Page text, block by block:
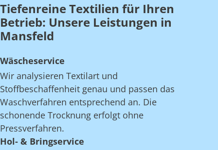
Tiefenreine Textilien für Ihren
Betrieb: Unsere Leistungen in
Mansfeld
Wäscheservice
Wir analysieren Textilart und
Stoffbeschaffenheit genau und passen das
Waschverfahren entsprechend an. Die
schonende Trocknung erfolgt ohne
Pressverfahren.
Hol- & Bringservice